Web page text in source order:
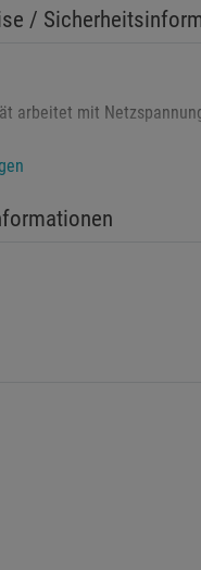
/
arbeitet mit
für Kinder geeignet –
niemals öffnen,
direkter
Umgebung oder in